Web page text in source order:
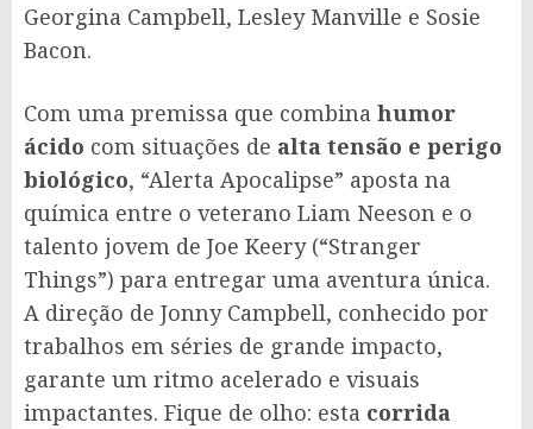
Georgina Campbell, Lesley Manville e Sosie
Bacon.
Com uma premissa que combina humor
ácido com situações de alta tensão e perigo
biológico, “Alerta Apocalipse” aposta na
química entre o veterano Liam Neeson e o
talento jovem de Joe Keery (“Stranger
Things”) para entregar uma aventura única.
A direção de Jonny Campbell, conhecido por
trabalhos em séries de grande impacto,
garante um ritmo acelerado e visuais
impactantes. Fique de olho: esta corrida